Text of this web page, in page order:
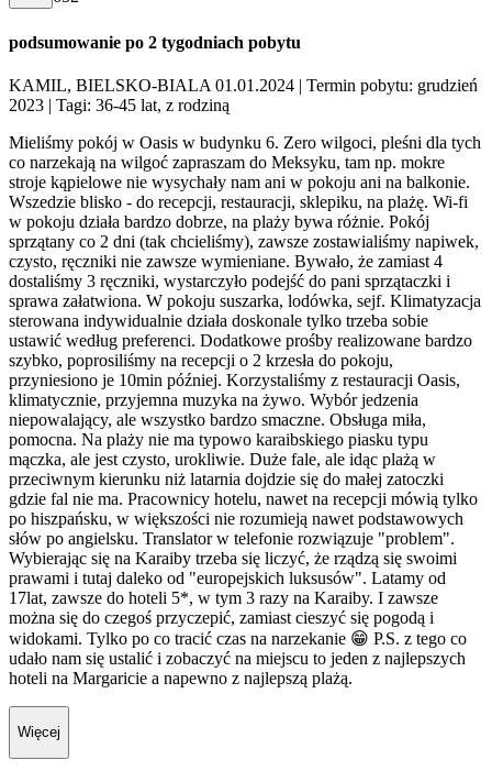
podsumowanie po 2 tygodniach pobytu
KAMIL, BIELSKO-BIALA 01.01.2024 | Termin pobytu: grudzień
2023 | Tagi: 36-45 lat, z rodziną
Mieliśmy pokój w Oasis w budynku 6. Zero wilgoci, pleśni dla tych
co narzekają na wilgoć zapraszam do Meksyku, tam np. mokre
stroje kąpielowe nie wysychały nam ani w pokoju ani na balkonie.
Wszedzie blisko - do recepcji, restauracji, sklepiku, na plażę. Wi-fi
w pokoju działa bardzo dobrze, na plaży bywa różnie. Pokój
sprzątany co 2 dni (tak chcieliśmy), zawsze zostawialiśmy napiwek,
czysto, ręczniki nie zawsze wymieniane. Bywało, że zamiast 4
dostaliśmy 3 ręczniki, wystarczyło podejść do pani sprzątaczki i
sprawa załatwiona. W pokoju suszarka, lodówka, sejf. Klimatyzacja
sterowana indywidualnie działa doskonale tylko trzeba sobie
ustawić według preferenci. Dodatkowe prośby realizowane bardzo
szybko, poprosiliśmy na recepcji o 2 krzesła do pokoju,
przyniesiono je 10min później. Korzystaliśmy z restauracji Oasis,
klimatycznie, przyjemna muzyka na żywo. Wybór jedzenia
niepowalający, ale wszystko bardzo smaczne. Obsługa miła,
pomocna. Na plaży nie ma typowo karaibskiego piasku typu
mączka, ale jest czysto, urokliwie. Duże fale, ale idąc plażą w
przeciwnym kierunku niż latarnia dojdzie się do małej zatoczki
gdzie fal nie ma. Pracownicy hotelu, nawet na recepcji mówią tylko
po hiszpańsku, w większości nie rozumieją nawet podstawowych
słów po angielsku. Translator w telefonie rozwiązuje "problem".
Wybierając się na Karaiby trzeba się liczyć, że rządzą się swoimi
prawami i tutaj daleko od "europejskich luksusów". Latamy od
17lat, zawsze do hoteli 5*, w tym 3 razy na Karaiby. I zawsze
można się do czegoś przyczepić, zamiast cieszyć się pogodą i
widokami. Tylko po co tracić czas na narzekanie 😁 P.S. z tego co
udało nam się ustalić i zobaczyć na miejscu to jeden z najlepszych
hoteli na Margaricie a napewno z najlepszą plażą.
Więcej